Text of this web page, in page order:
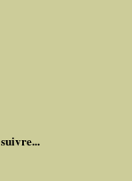
suivre...